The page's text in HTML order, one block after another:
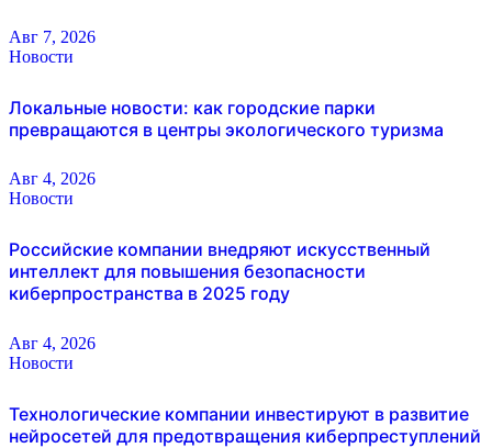
Авг 7, 2026
Новости
Локальные новости: как городские парки
превращаются в центры экологического туризма
Авг 4, 2026
Новости
Российские компании внедряют искусственный
интеллект для повышения безопасности
киберпространства в 2025 году
Авг 4, 2026
Новости
Технологические компании инвестируют в развитие
нейросетей для предотвращения киберпреступлений